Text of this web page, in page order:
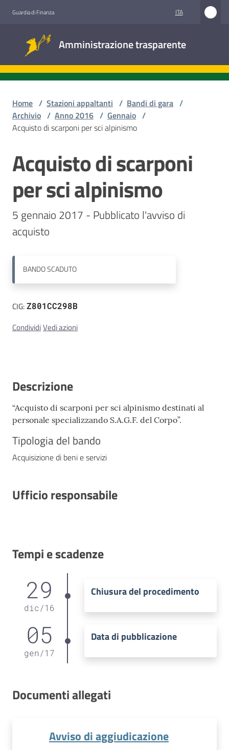
Guardia di Finanza ITA
Amministrazione trasparente
trasparente
Accesso
Stazioni
appaltanti
Contatti
Home / Stazioni appaltanti / Bandi di gara /
Archivio / Anno 2016 / Gennaio /
Acquisto di scarponi per sci alpinismo
Salta al contenuto
Acquisto di scarponi
per sci alpinismo
5 gennaio 2017 - Pubblicato l'avviso di
acquisto
BANDOSCADUTO
CIG:Z801CC298B
CondividiVedi azioni
Descrizione
“Acquisto di scarponi per sci alpinismo destinati al
personale specializzando S.A.G.F. del Corpo”.
Tipologia del bando
Acquisizione di beni e servizi
Ufficio responsabile
Tempi e scadenze
29
dic /16
Chiusura del procedimento
05
gen/17
Data di pubblicazione
Documenti allegati
Avviso di aggiudicazione